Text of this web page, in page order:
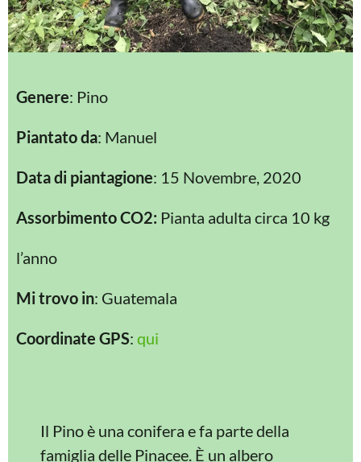
Genere: Pino
Piantato da: Manuel
Data di piantagione: 15 Novembre, 2020
Assorbimento CO2: Pianta adulta circa 10 kg
l’anno
Mi trovo in: Guatemala
Coordinate GPS: qui
Il Pino è una conifera e fa parte della
famiglia delle Pinacee. È un albero